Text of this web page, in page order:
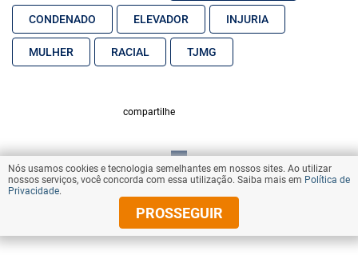
CONDENADO ELEVADOR INJURIA
MULHER RACIAL TJMG
compartilhe
VOLTAR AO TOPO
© Copyright 2026 Diários Associados
Nós usamos cookies e tecnologia semelhantes em nossos sites. Ao utilizar
nossos serviços, você concorda com essa utilização. Saiba mais em Política de
Privacidade.
PROSSEGUIR